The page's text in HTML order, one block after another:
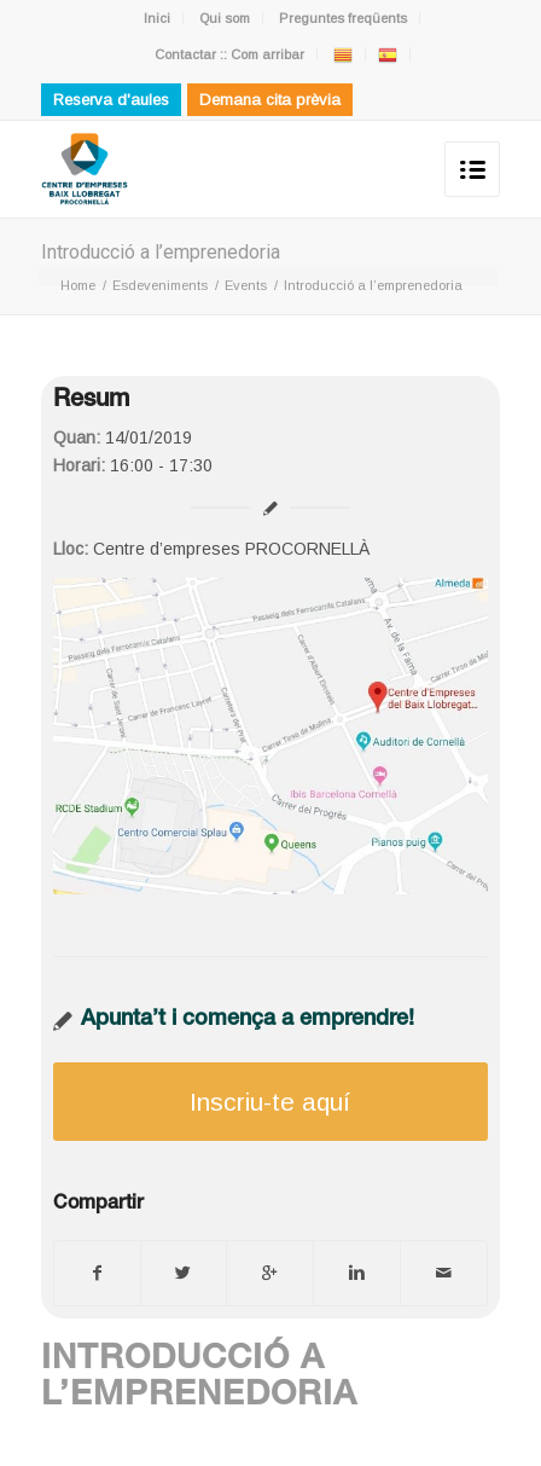
Inici Qui som Preguntes freqüents
Contactar :: Com arribar
Reserva d'aules Demana cita prèvia
Introducció a l’emprenedoria
Home / Esdeveniments / Events / Introducció a l’emprenedoria
Resum
Quan:14/01/2019
Horari:16:00 - 17:30
Lloc:Centre d’empreses PROCORNELLÀ
Apunta’t i comença a emprendre!
Inscriu-te aquí
Compartir
INTRODUCCIÓ A
L’EMPRENEDORIA